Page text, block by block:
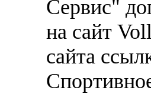
Сервис"
на сайт
сайта